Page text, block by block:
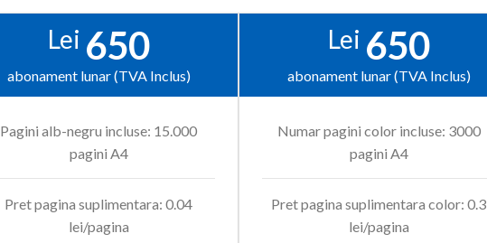
Lei 650
abonament lunar (TVA Inclus)
Pagini alb-negru incluse: 15.000
pagini A4
Pret pagina suplimentara: 0.04
lei/pagina
Lei 650
abonament lunar (TVA Inclus)
Numar pagini color incluse: 3000
pagini A4
Pret pagina suplimentara color: 0.3
lei/pagina